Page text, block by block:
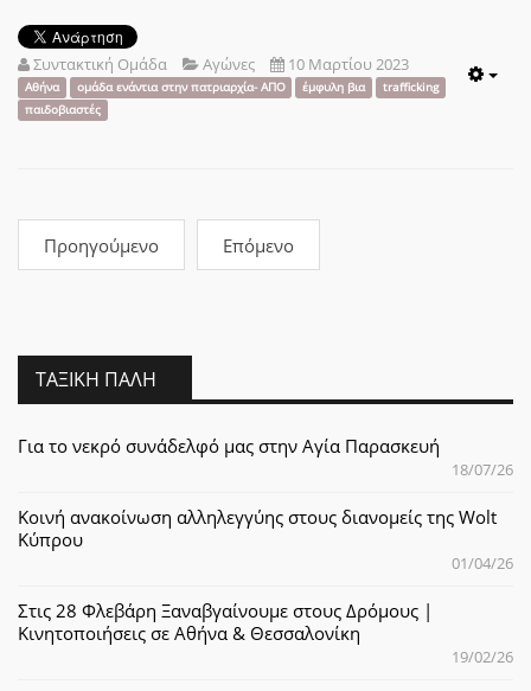
Συντακτική Ομάδα Αγώνες 10 Μαρτίου 2023
Αθήνα ομάδα ενάντια στην πατριαρχία- ΑΠΟ έμφυλη βια
trafficking
παιδοβιαστές
Προηγούμενο Επόμενο
ΤΑΞΙΚΉ ΠΆΛΗ
Για το νεκρό συνάδελφό μας στην Αγία Παρασκευή
18/07/26
Κοινή ανακοίνωση αλληλεγγύης στους διανομείς της Wolt
Κύπρου
01/04/26
Στις 28 Φλεβάρη Ξαναβγαίνουμε στους Δρόμους |
Κινητοποιήσεις σε Αθήνα & Θεσσαλονίκη
19/02/26